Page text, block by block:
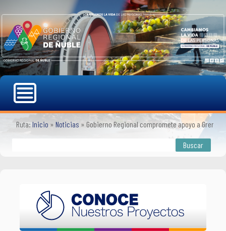
Ruta: Inicio » Noticias » Gobierno Regional compromete apoyo a